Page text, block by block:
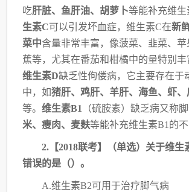
吃肝脏、鱼肝油、胡萝卜等能补充维生
生素C可以引发坏血症，维生素C在新
菜中含量非常丰富，像菠菜、 韭菜、
蕉等，尤其在番茄和柑橘中的量特别
维生素D缺乏性佝偻病，它主要存在于
中，如猪肝、鸡肝、羊肝、海鱼、虾
等。维生素B1 （硫胺素）缺乏病又称
米、瘦肉、麦麸等能补充维生素B1的不
2.【2018联考】（单选）关于维生
错误的是（）。
A.维生素B2可用于治疗脚气病